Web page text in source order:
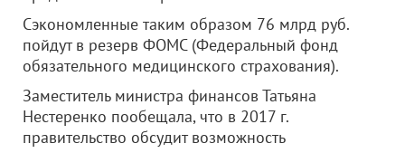
Сэкономленные таким образом 76 млрд руб.
пойдут в резерв ФОМС (Федеральный фонд
обязательного медицинского страхования).
Заместитель министра финансов Татьяна
Нестеренко пообещала, что в 2017 г.
правительство обсудит возможность